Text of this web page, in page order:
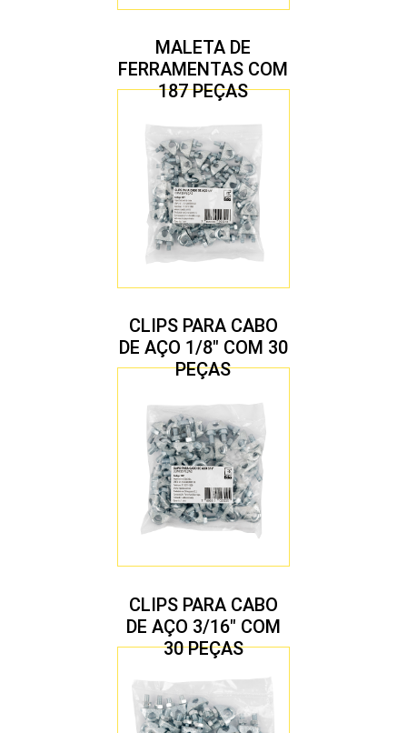
MALETA DE
FERRAMENTAS COM
187 PEÇAS
CLIPS PARA CABO
DE AÇO 1/8″ COM 30
PEÇAS
CLIPS PARA CABO
DE AÇO 3/16″ COM
30 PEÇAS